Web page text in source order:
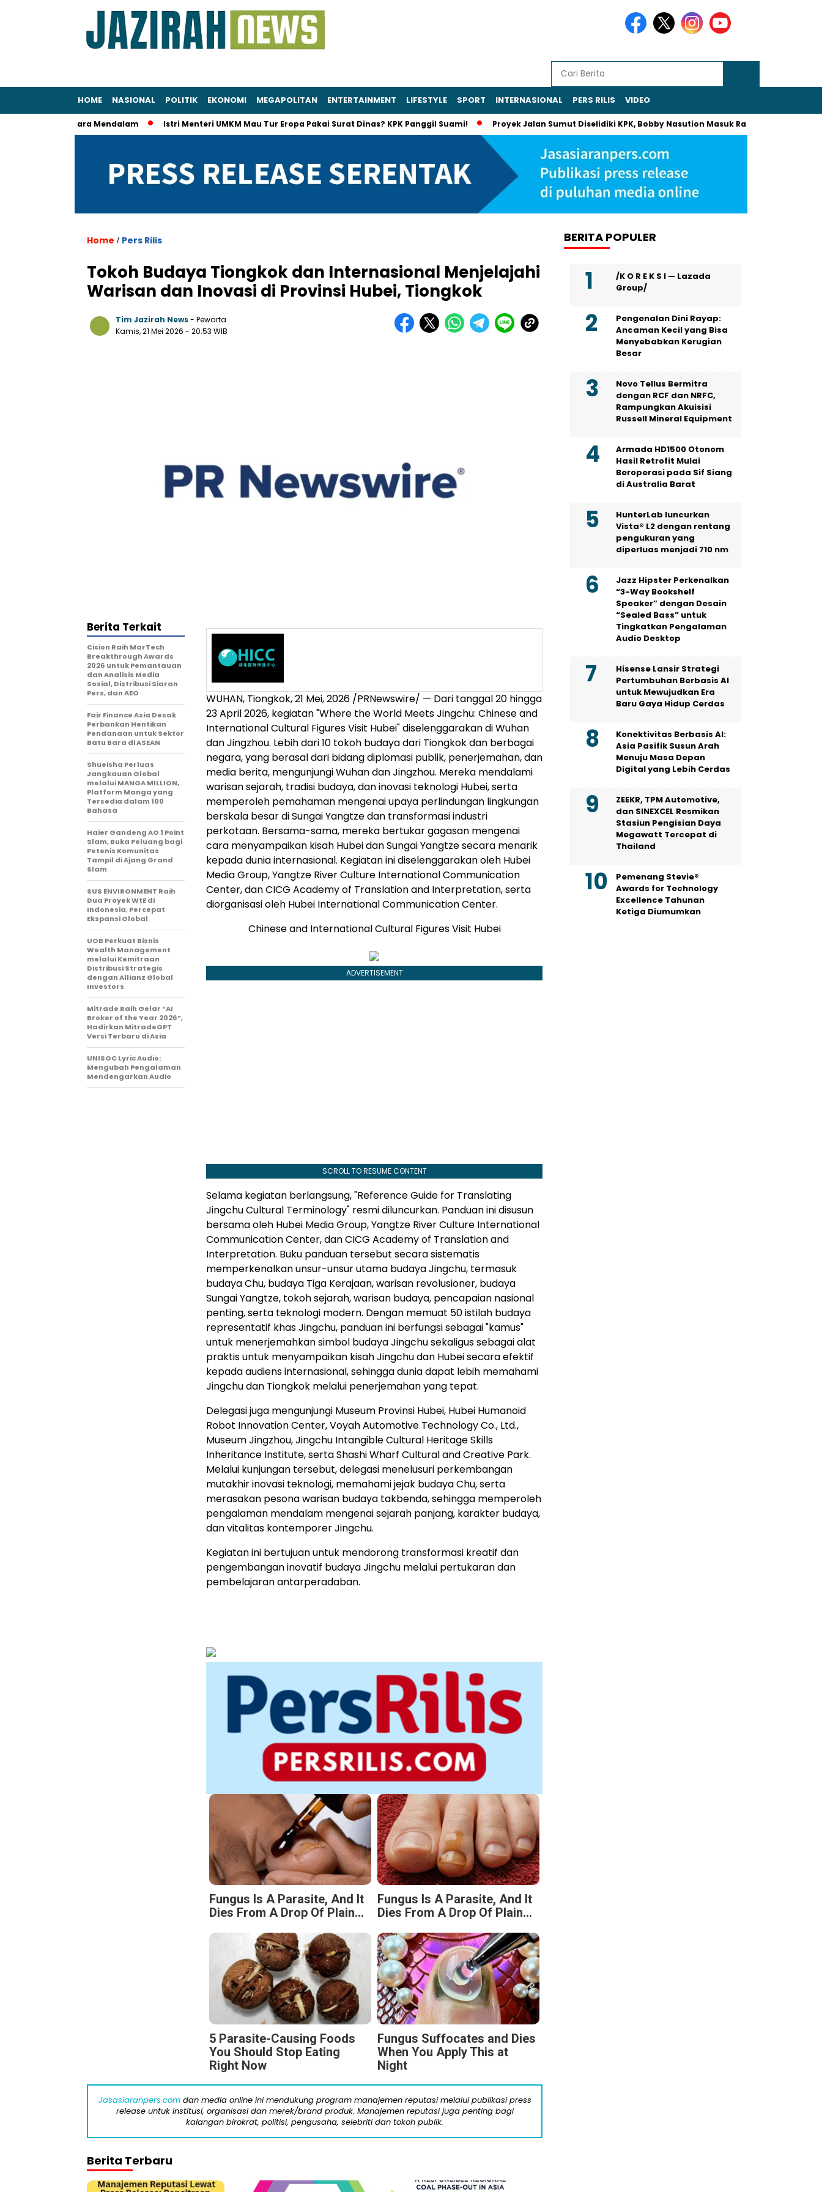
HOME NASIONAL POLITIK EKONOMI MEGAPOLITAN ENTERTAINMENT LIFESTYLE SPORT INTERNASIONAL PERS RILIS VIDEO
KPK Secara Mendalam Istri Menteri UMKM Mau Tur Eropa Pakai Surat Dinas? KPK Panggil Suami! Proyek Jalan Sumut Diselidiki KPK, Bobby Nasution Masuk Radar Pemeriksaan
Home / Pers Rilis
Tokoh Budaya Tiongkok dan Internasional Menjelajahi
Warisan dan Inovasi di Provinsi Hubei, Tiongkok
Tim Jazirah News- Pewarta
Kamis, 21 Mei 2026 - 20:53 WIB
WUHAN, Tiongkok,21 Mei, 2026 /PRNewswire/ — Dari tanggal 20 hingga
23 April 2026, kegiatan "Where the World Meets Jingchu: Chinese and
International Cultural Figures Visit Hubei" diselenggarakan di Wuhan
dan Jingzhou. Lebih dari 10 tokoh budaya dari Tiongkok dan berbagai
negara, yang berasal dari bidang diplomasi publik, penerjemahan, dan
media berita, mengunjungi Wuhan dan Jingzhou. Mereka mendalami
warisan sejarah, tradisi budaya, dan inovasi teknologi Hubei, serta
memperoleh pemahaman mengenai upaya perlindungan lingkungan
berskala besar di Sungai Yangtze dan transformasi industri
perkotaan. Bersama-sama, mereka bertukar gagasan mengenai
cara menyampaikan kisah Hubei dan Sungai Yangtze secara menarik
kepada dunia internasional. Kegiatan ini diselenggarakan oleh Hubei
Media Group, Yangtze River Culture International Communication
Center, dan CICG Academy of Translation and Interpretation, serta
diorganisasi oleh Hubei International Communication Center.
Chinese and International Cultural Figures Visit Hubei
ADVERTISEMENT
SCROLL TO RESUME CONTENT
Selama kegiatan berlangsung, "Reference Guide for Translating
Jingchu Cultural Terminology" resmi diluncurkan. Panduan ini disusun
bersama oleh Hubei Media Group, Yangtze River Culture International
Communication Center, dan CICG Academy of Translation and
Interpretation. Buku panduan tersebut secara sistematis
memperkenalkan unsur-unsur utama budaya Jingchu, termasuk
budaya Chu, budaya Tiga Kerajaan, warisan revolusioner, budaya
Sungai Yangtze, tokoh sejarah, warisan budaya, pencapaian nasional
penting, serta teknologi modern. Dengan memuat 50 istilah budaya
representatif khas Jingchu, panduan ini berfungsi sebagai "kamus"
untuk menerjemahkan simbol budaya Jingchu sekaligus sebagai alat
praktis untuk menyampaikan kisah Jingchu dan Hubei secara efektif
kepada audiens internasional, sehingga dunia dapat lebih memahami
Jingchu dan Tiongkok melalui penerjemahan yang tepat.
Delegasi juga mengunjungi Museum Provinsi Hubei, Hubei Humanoid
Robot Innovation Center, Voyah Automotive Technology Co., Ltd.,
Museum Jingzhou, Jingchu Intangible Cultural Heritage Skills
Inheritance Institute, serta Shashi Wharf Cultural and Creative Park.
Melalui kunjungan tersebut, delegasi menelusuri perkembangan
mutakhir inovasi teknologi, memahami jejak budaya Chu, serta
merasakan pesona warisan budaya takbenda, sehingga memperoleh
pengalaman mendalam mengenai sejarah panjang, karakter budaya,
dan vitalitas kontemporer Jingchu.
Kegiatan ini bertujuan untuk mendorong transformasi kreatif dan
pengembangan inovatif budaya Jingchu melalui pertukaran dan
pembelajaran antarperadaban.
Fungus Is A Parasite, And It
Dies From A Drop Of Plain...
Fungus Is A Parasite, And It
Dies From A Drop Of Plain...
5 Parasite-Causing Foods
You Should Stop Eating
Right Now
Fungus Suffocates and Dies
When You Apply This at
Night
Berita Terkait
Cision Raih MarTech
Breakthrough Awards
2026 untuk Pemantauan
dan Analisis Media
Sosial, Distribusi Siaran
Pers, dan AEO
Fair Finance Asia Desak
Perbankan Hentikan
Pendanaan untuk Sektor
Batu Bara di ASEAN
Shueisha Perluas
Jangkauan Global
melalui MANGA MILLION,
Platform Manga yang
Tersedia dalam 100
Bahasa
Haier Gandeng AO 1 Point
Slam, Buka Peluang bagi
Petenis Komunitas
Tampil di Ajang Grand
Slam
SUS ENVIRONMENT Raih
Dua Proyek WtE di
Indonesia, Percepat
Ekspansi Global
UOB Perkuat Bisnis
Wealth Management
melalui Kemitraan
Distribusi Strategis
dengan Allianz Global
Investors
Mitrade Raih Gelar “AI
Broker of the Year 2026”,
Hadirkan MitradeGPT
Versi Terbaru di Asia
UNISOC Lyric Audio:
Mengubah Pengalaman
Mendengarkan Audio
Jasasiaranpers.comdan media online ini mendukung program manajemen reputasi melalui publikasi press
release untuk institusi, organisasi dan merek/brand produk. Manajemen reputasi juga penting bagi
kalangan birokrat, politisi, pengusaha, selebriti dan tokoh publik.
Berita Terbaru
BERITA POPULER
/K O R E K S I — Lazada
Group/
Pengenalan Dini Rayap:
Ancaman Kecil yang Bisa
Menyebabkan Kerugian
Besar
Novo Tellus Bermitra
dengan RCF dan NRFC,
Rampungkan Akuisisi
Russell Mineral Equipment
Armada HD1500 Otonom
Hasil Retrofit Mulai
Beroperasi pada Sif Siang
di Australia Barat
HunterLab luncurkan
Vista® L2 dengan rentang
pengukuran yang
diperluas menjadi 710 nm
Jazz Hipster Perkenalkan
“3-Way Bookshelf
Speaker” dengan Desain
“Sealed Bass” untuk
Tingkatkan Pengalaman
Audio Desktop
Hisense Lansir Strategi
Pertumbuhan Berbasis AI
untuk Mewujudkan Era
Baru Gaya Hidup Cerdas
Konektivitas Berbasis AI:
Asia Pasifik Susun Arah
Menuju Masa Depan
Digital yang Lebih Cerdas
ZEEKR, TPM Automotive,
dan SINEXCEL Resmikan
Stasiun Pengisian Daya
Megawatt Tercepat di
Thailand
Pemenang Stevie®
Awards for Technology
Excellence Tahunan
Ketiga Diumumkan